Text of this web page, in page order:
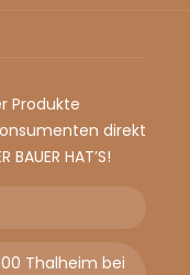
Produkte
direkt
HAT’S!
Thalheim bei